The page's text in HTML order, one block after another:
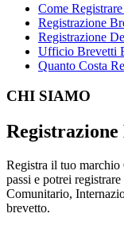
Come
Registrazione
Registrazione
Ufficio Brevetti
Quanto Costa
Footer
CHI SIAMO
Registra il tuo
passi e potrei
Comunitario,
brevetto.